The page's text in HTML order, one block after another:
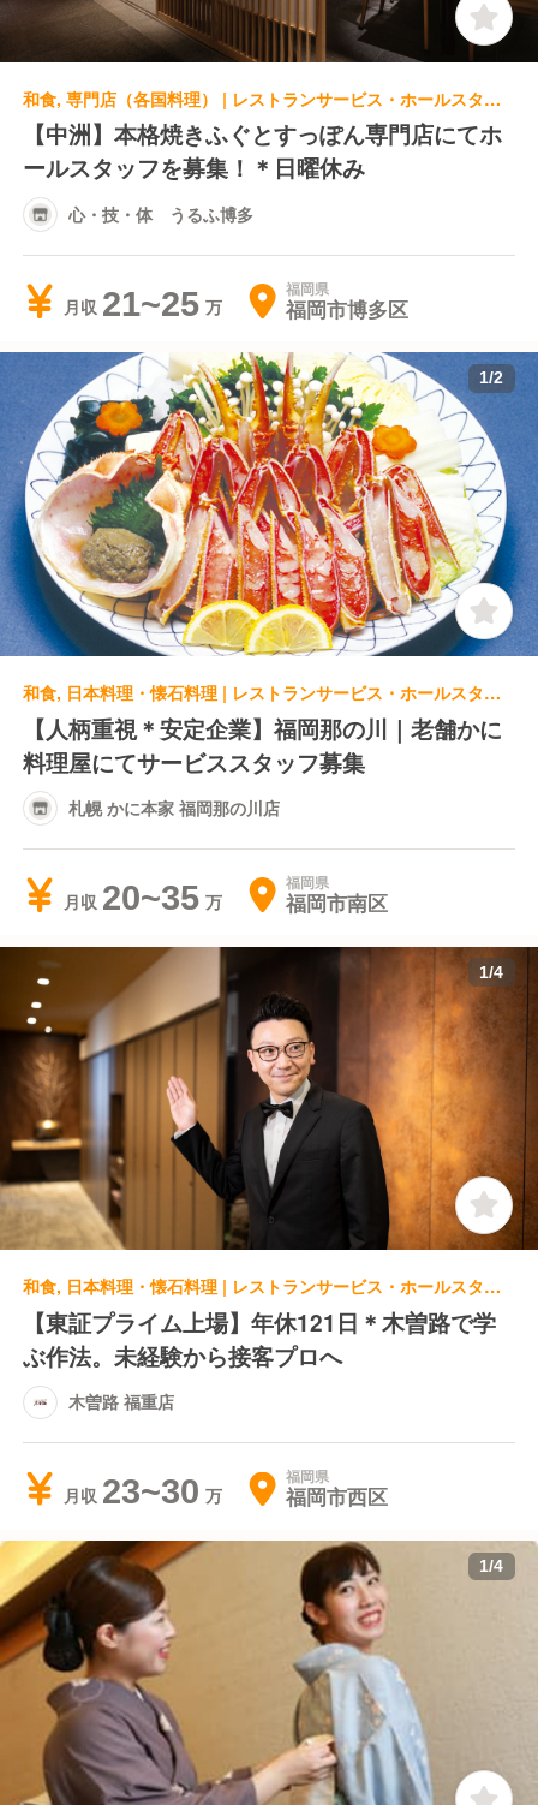
和食, 専門店（各国料理） | レストランサービス・ホールスタッフ | 心・技・体 うるふ博多
【中洲】本格焼きふぐとすっぽん専門店にてホ
ールスタッフを募集！＊日曜休み
心・技・体 うるふ博多
月収 21~25 福岡県
福岡市博多区
1/2
和食, 日本料理・懐石料理 | レストランサービス・ホールスタッフ | 札幌 かに本家 福岡那の川店
【人柄重視＊安定企業】福岡那の川｜老舗かに
料理屋にてサービススタッフ募集
札幌 かに本家 福岡那の川店
月収 20~35 福岡県
福岡市南区
1/4
和食, 日本料理・懐石料理 | レストランサービス・ホールスタッフ | 木曽路 福重店
【東証プライム上場】年休121日＊木曽路で学
ぶ作法。未経験から接客プロへ
木曽路 福重店
月収 23~30 福岡県
福岡市西区
1/4